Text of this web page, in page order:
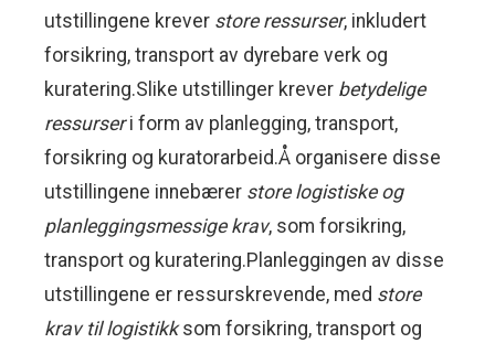
utstillingene krever store ressurser, inkludert
forsikring, transport av dyrebare verk og
kuratering.Slike utstillinger krever betydelige
ressurseri form av planlegging, transport,
forsikring og kuratorarbeid.Å organisere disse
utstillingene innebærer store logistiske og
planleggingsmessige krav, som forsikring,
transport og kuratering.Planleggingen av disse
utstillingene er ressurskrevende, med store
krav til logistikksom forsikring, transport og